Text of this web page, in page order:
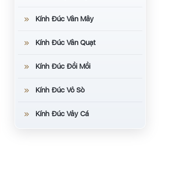
Kính Đúc Vân Mây
Kính Đúc Vân Quạt
Kính Đúc Đồi Mồi
Kính Đúc Vỏ Sò
Kính Đúc Vảy Cá